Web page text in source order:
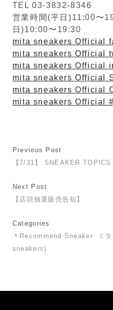
TEL 03-3832-8346
営業時間(平日)11:00〜
日)10:00〜19:30
mita sneakers Official
mita sneakers Official
mita sneakers Official
mita sneakers Official
mita sneakers Official
mita sneakers Official
Previous Post
【7/31】 SNEAKER TOPICS
Next Post
【店頭抽選販売告知】
Categories
＊Recommend Sneaker
ミ
sneakers)